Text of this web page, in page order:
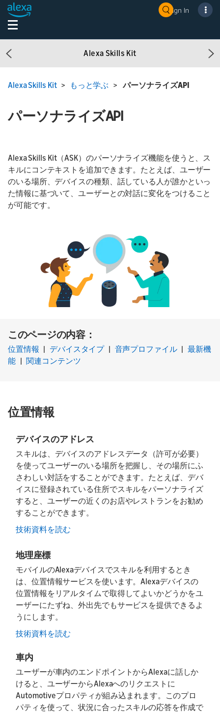
Sign In
Alexa Skills Kit
Previous
Alexa Skills Kit> もっと学ぶ > パーソナライズAPI
パーソナライズAPI
Alexa Skills Kit（ASK）のパーソナライズ機能を使うと、ス
キルにコンテキストを追加できます。たとえば、ユーザー
のいる場所、デバイスの種類、話している人が誰かといっ
た情報に基づいて、ユーザーとの対話に変化をつけること
が可能です。
このページの内容：
位置情報 | デバイスタイプ| 音声プロファイル|最新機
能|関連コンテンツ
位置情報
デバイスのアドレス
スキルは、デバイスのアドレスデータ（許可が必要）
を使ってユーザーのいる場所を把握し、その場所にふ
さわしい対話をすることができます。たとえば、デバ
イスに登録されている住所でスキルをパーソナライズ
すると、ユーザーの近くのお店やレストランをお勧め
することができます。
技術資料を読む
地理座標
モバイルのAlexaデバイスでスキルを利用するとき
は、位置情報サービスを使います。Alexaデバイスの
位置情報をリアルタイムで取得してよいかどうかをユ
ーザーにたずね、外出先でもサービスを提供できるよ
うにします。
技術資料を読む
車内
ユーザーが車内のエンドポイントからAlexaに話しか
けると、ユーザーからAlexaへのリクエストに
Automotiveプロパティが組み込まれます。このプロ
パティを使って、状況に合ったスキルの応答を作成で